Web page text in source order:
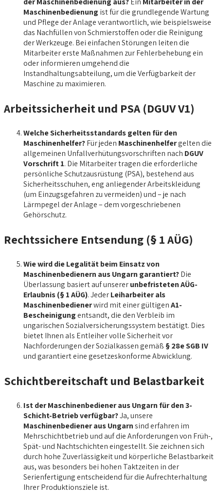
Maschinenbedienung ist für die grundlegende Wartung
und Pflege der Anlage verantwortlich, wie beispielsweise
das Nachfüllen von Schmierstoffen oder die Reinigung
der Werkzeuge. Bei einfachen Störungen leiten die
Mitarbeiter erste Maßnahmen zur Fehlerbehebung ein
oder informieren umgehend die
Instandhaltungsabteilung, um die Verfügbarkeit der
Maschine zu maximieren.
Arbeitssicherheit und PSA (DGUV V1)
Welche Sicherheitsstandards gelten für den
Maschinenhelfer?Für jeden Maschinenhelfergelten die
allgemeinen Unfallverhütungsvorschriften nach DGUV
Vorschrift 1. Die Mitarbeiter tragen die erforderliche
persönliche Schutzausrüstung (PSA), bestehend aus
Sicherheitsschuhen, eng anliegender Arbeitskleidung
(um Einzugsgefahren zu vermeiden) und – je nach
Lärmpegel der Anlage – dem vorgeschriebenen
Gehörschutz.
Rechtssichere Entsendung (§ 1 AÜG)
Wie wird die Legalität beim Einsatz von
Maschinenbedienern aus Ungarn garantiert?Die
Überlassung basiert auf unsererunbefristeten AÜG-
Erlaubnis (§ 1 AÜG). JederLeiharbeiter als
Maschinenbedienerwird mit einer gültigenA1-
Bescheinigungentsandt, die den Verbleib im
ungarischen Sozialversicherungssystem bestätigt. Dies
bietet Ihnen als Entleiher volle Sicherheit vor
Nachforderungen der Sozialkassen gemäß § 28e SGB IV
und garantiert eine gesetzeskonforme Abwicklung.
Schichtbereitschaft und Belastbarkeit
Ist der Maschinenbediener aus Ungarn für den 3-
Schicht-Betrieb verfügbar?Ja, unsere
Maschinenbediener aus Ungarnsind erfahren im
Mehrschichtbetrieb und auf die Anforderungen von Früh-,
Spät- und Nachtschichten eingestellt. Sie zeichnen sich
durch hohe Zuverlässigkeit und körperliche Belastbarkeit
aus, was besonders bei hohen Taktzeiten in der
Serienfertigung entscheidend für die Aufrechterhaltung
Ihrer Produktionsziele ist.